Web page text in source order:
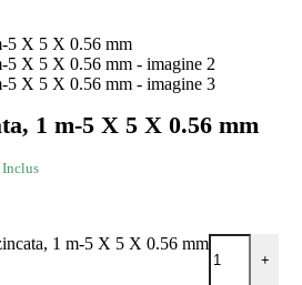
1 m-5 X 5 X 0.56 mm
Inclus
1 m-5 X 5 X 0.56 mm
+